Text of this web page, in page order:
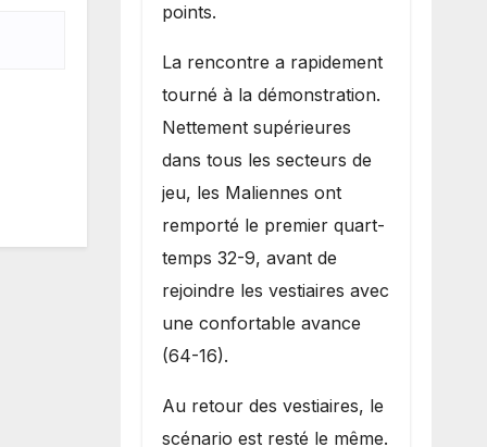
points.
La rencontre a rapidement
tourné à la démonstration.
Nettement supérieures
dans tous les secteurs de
jeu, les Maliennes ont
remporté le premier quart-
temps 32-9, avant de
rejoindre les vestiaires avec
une confortable avance
(64-16).
Au retour des vestiaires, le
scénario est resté le même.